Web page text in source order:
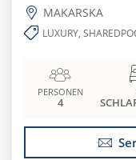
MAKARSKA
LUXURY,
PERSONEN
4